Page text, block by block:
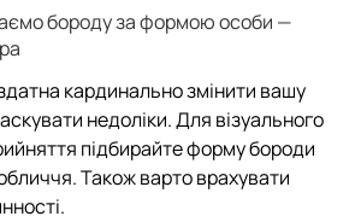
бороду за формою особи —
кардинально змінити вашу
недоліки. Для візуального
підбирайте форму бороди
Також варто врахувати